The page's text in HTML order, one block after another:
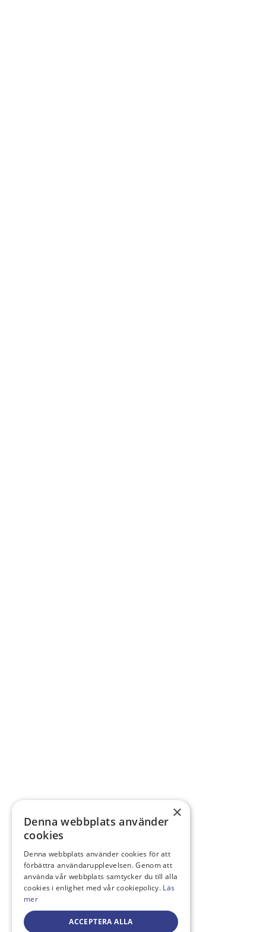
×
Denna webbplats använder
cookies
Denna webbplats använder cookies för att
förbättra användarupplevelsen. Genom att
använda vår webbplats samtycker du till alla
cookies i enlighet med vår cookiepolicy. Läs
mer
ACCEPTERA ALLA